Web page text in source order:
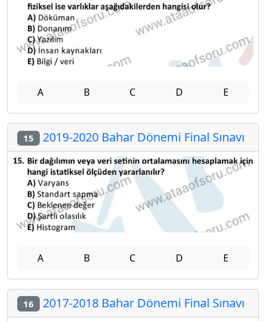
A B C D E
15 2019-2020 Bahar Dönemi Final Sınavı
A B C D E
16 2017-2018 Bahar Dönemi Final Sınavı